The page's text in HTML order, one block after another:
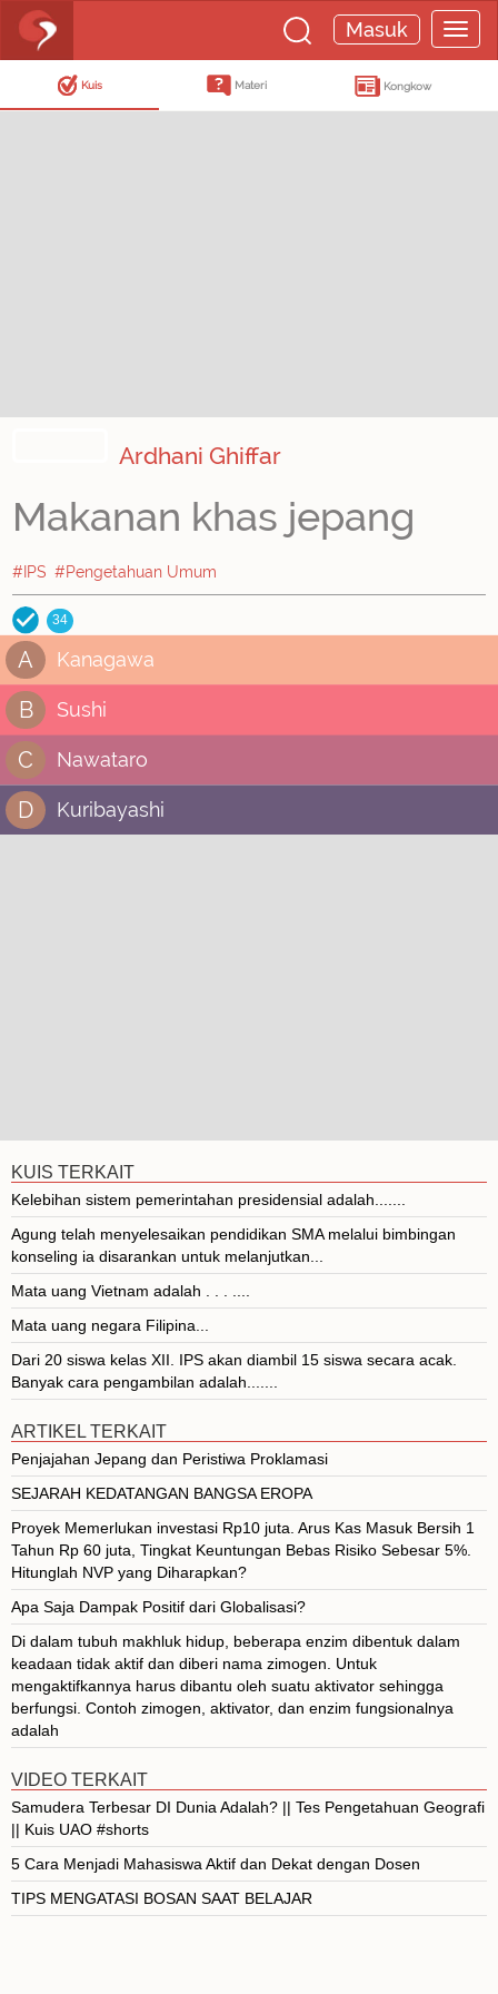
Masuk
Kuis Materi Kongkow
Ardhani Ghiffar
Makanan khas jepang
#IPS #Pengetahuan Umum
34
A Kanagawa
B Sushi
C Nawataro
D Kuribayashi
KUIS TERKAIT
Kelebihan sistem pemerintahan presidensial adalah.......
Agung telah menyelesaikan pendidikan SMA melalui bimbingan
konseling ia disarankan untuk melanjutkan...
Mata uang Vietnam adalah . . . ....
Mata uang negara Filipina...
Dari 20 siswa kelas XII. IPS akan diambil 15 siswa secara acak.
Banyak cara pengambilan adalah.......
ARTIKEL TERKAIT
Penjajahan Jepang dan Peristiwa Proklamasi
SEJARAH KEDATANGAN BANGSA EROPA
Proyek Memerlukan investasi Rp10 juta. Arus Kas Masuk Bersih 1
Tahun Rp 60 juta, Tingkat Keuntungan Bebas Risiko Sebesar 5%.
Hitunglah NVP yang Diharapkan?
Apa Saja Dampak Positif dari Globalisasi?
Di dalam tubuh makhluk hidup, beberapa enzim dibentuk dalam
keadaan tidak aktif dan diberi nama zimogen. Untuk
mengaktifkannya harus dibantu oleh suatu aktivator sehingga
berfungsi. Contoh zimogen, aktivator, dan enzim fungsionalnya
adalah
VIDEO TERKAIT
Samudera Terbesar DI Dunia Adalah? || Tes Pengetahuan Geografi
|| Kuis UAO #shorts
5 Cara Menjadi Mahasiswa Aktif dan Dekat dengan Dosen
TIPS MENGATASI BOSAN SAAT BELAJAR